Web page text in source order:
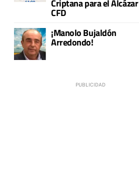
Criptana para el Alcázar
CFD
¡Manolo Bujaldón
Arredondo!